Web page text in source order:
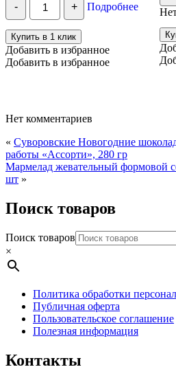
-
Чай
Gutenberg
чёрный
ароматизированный
"Венецианская
ночь,
+ Подробнее
Купить в 1 клик
Добавить в избранное
Добавить в избранное
Нет комментариев
« Суворовские Новогодние
работы «Ассорти», 280 гр
Мармелад жевательный формовой
шт »
Поиск товаров
Поиск товаров
×
Политика обработки
Публичная оферта
Пользовательское соглашение
Полезная информация
Контакты